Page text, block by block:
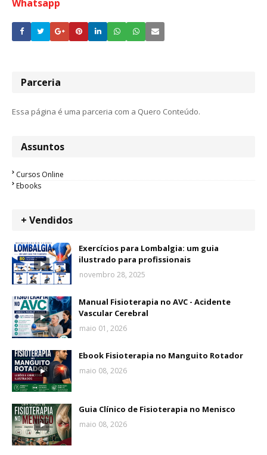
Whatsapp
Parceria
Essa página é uma parceria com a Quero Conteúdo.
Assuntos
Cursos Online
Ebooks
+ Vendidos
Exercícios para Lombalgia: um guia
ilustrado para profissionais
novembro 28, 2025
Manual Fisioterapia no AVC - Acidente
Vascular Cerebral
maio 01, 2026
Ebook Fisioterapia no Manguito Rotador
maio 08, 2026
Guia Clínico de Fisioterapia no Menisco
maio 08, 2026